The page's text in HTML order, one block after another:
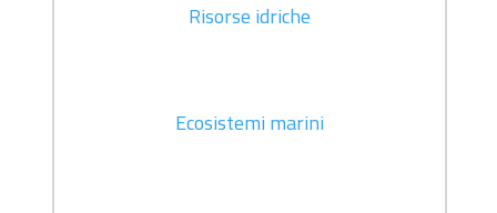
Risorse idriche
Ecosistemi marini